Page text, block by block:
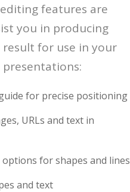
features are
you in producing
for use in your
for precise positioning
URLs and text in
for shapes and lines
and text